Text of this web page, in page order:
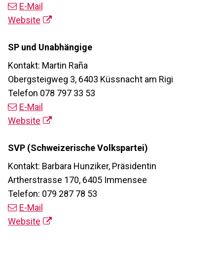
E-Mail
Website
SP und Unabhängige
Kontakt: Martin Raña
Obergsteigweg 3, 6403 Küssnacht am Rigi
Telefon 078 797 33 53
E-Mail
Website
SVP (Schweizerische Volkspartei)
Kontakt: Barbara Hunziker, Präsidentin
Artherstrasse 170, 6405 Immensee
Telefon: 079 287 78 53
E-Mail
Website